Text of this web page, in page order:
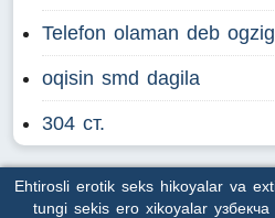
Telefon olaman deb
oqisin smd dagila
304 ст.
Ehtirosli erotik seks hikoyalar va
tungi sekis ero xikoyalar узбекча